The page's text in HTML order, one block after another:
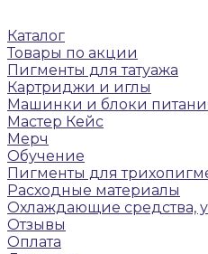
Каталог
Товары по акции
Пигменты для татуажа
Картриджи и иглы
Машинки и блоки
Мастер Кейс
Мерч
Обучение
Пигменты для
Расходные материалы
Охлаждающие средства,
Отзывы
Оплата